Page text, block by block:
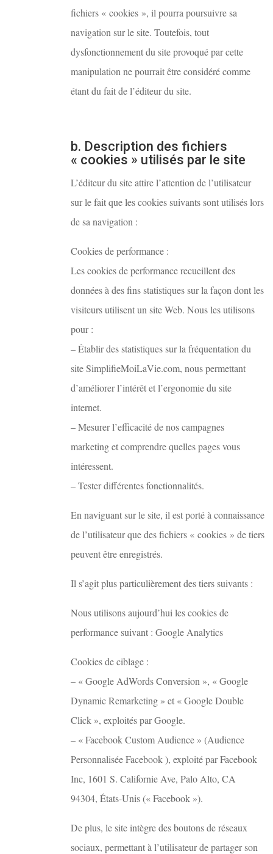
fichiers « cookies », il pourra poursuivre sa
navigation sur le site. Toutefois, tout
dysfonctionnement du site provoqué par cette
manipulation ne pourrait être considéré comme
étant du fait de l’éditeur du site.
b. Description des fichiers
« cookies » utilisés par le site
L’éditeur du site attire l’attention de l’utilisateur
sur le fait que les cookies suivants sont utilisés lors
de sa navigation :
Cookies de performance :
Les cookies de performance recueillent des
données à des fins statistiques sur la façon dont les
visiteurs utilisent un site Web. Nous les utilisons
pour :
– Établir des statistiques sur la fréquentation du
site SimplifieMoiLaVie.com, nous permettant
d’améliorer l’intérêt et l’ergonomie du site
internet.
– Mesurer l’efficacité de nos campagnes
marketing et comprendre quelles pages vous
intéressent.
– Tester différentes fonctionnalités.
En naviguant sur le site, il est porté à connaissance
de l’utilisateur que des fichiers « cookies » de tiers
peuvent être enregistrés.
Il s’agit plus particulièrement des tiers suivants :
Nous utilisons aujourd’hui les cookies de
performance suivant : Google Analytics
Cookies de ciblage :
– « Google AdWords Conversion », « Google
Dynamic Remarketing » et « Google Double
Click », exploités par Google.
– « Facebook Custom Audience » (Audience
Personnalisée Facebook ), exploité par Facebook
Inc, 1601 S. Californie Ave, Palo Alto, CA
94304, États-Unis (« Facebook »).
De plus, le site intègre des boutons de réseaux
sociaux, permettant à l’utilisateur de partager son